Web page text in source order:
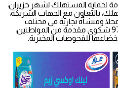
لحماية المستهلك لشهر حزيران،
بالتعاون مع الجهات الشريكة،
جولة تفتيشية شملت 2311 محلا ومنشأة تجارية في مختلف
المحافظات، تعاملت خلالها مع 97 شكوى مقدمة من المواطنين،